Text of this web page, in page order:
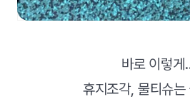
바로 이렇게
휴지조각, 물티슈는